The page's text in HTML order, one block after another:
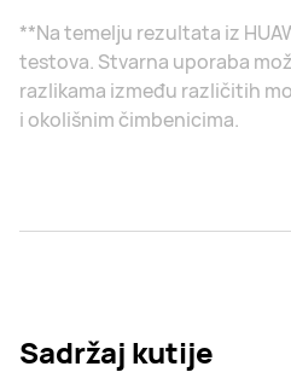
**Na temelju rezultata iz
testova. Stvarna uporaba
razlikama između različitih
i okolišnim čimbenicima.
Sadržaj kutije